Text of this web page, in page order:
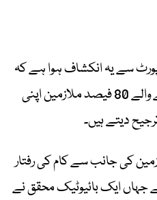
سے یہ انکشاف ہوا ہے کہ
مصنوعی ذہانت استعمال کرنے والے 80 فیصد ملازمین اپنی
دیتے ہیں۔
کی جانب سے کام کی رفتار
جہاں ایک بائیوٹیک محقق نے